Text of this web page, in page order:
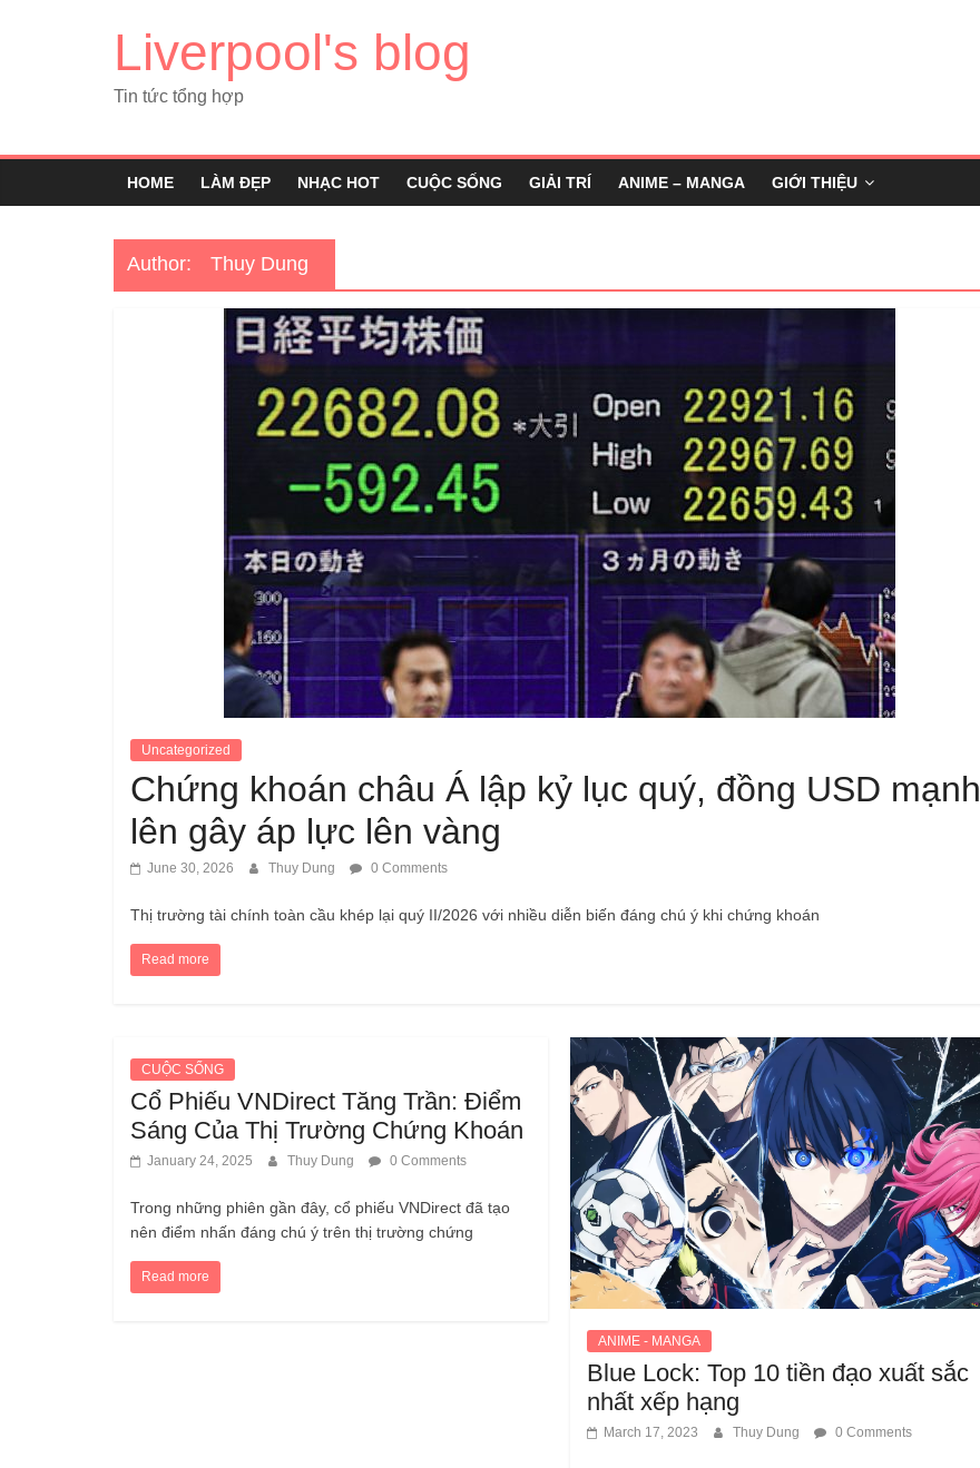
Liverpool's blog
Tin tức tổng hợp
HOME LÀM ĐẸP NHẠC HOT CUỘC SỐNG GIẢI TRÍ ANIME – MANGA GIỚI THIỆU
Author: Thuy Dung
Uncategorized
Chứng khoán châu Á lập kỷ lục quý, đồng USD mạnh
lên gây áp lực lên vàng
June 30, 2026 Thuy Dung 0 Comments
Thị trường tài chính toàn cầu khép lại quý II/2026 với nhiều diễn biến đáng chú ý khi chứng khoán
Read more
CUỘC SỐNG
Cổ Phiếu VNDirect Tăng Trần: Điểm
Sáng Của Thị Trường Chứng Khoán
January 24, 2025 Thuy Dung 0 Comments
Trong những phiên gần đây, cổ phiếu VNDirect đã tạo
nên điểm nhấn đáng chú ý trên thị trường chứng
Read more
ANIME - MANGA
Blue Lock: Top 10 tiền đạo xuất sắc
nhất xếp hạng
March 17, 2023 Thuy Dung 0 Comments